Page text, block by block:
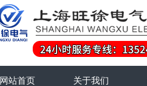
网站首页 关于我们